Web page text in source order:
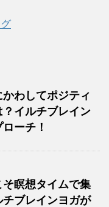
わしてポジティ
イルチブレイン
ーチ！
瞑想タイムで集
ブレインヨガが